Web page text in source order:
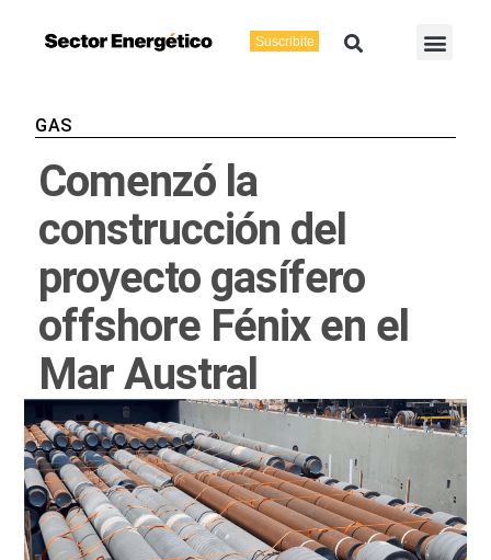
Suscribite Buscar
GAS
Comenzó la
construcción del
proyecto gasífero
offshore Fénix en el
Mar Austral